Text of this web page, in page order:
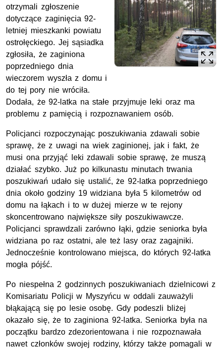
otrzymali zgłoszenie
dotyczące zaginięcia 92-
letniej mieszkanki powiatu
ostrołęckiego. Jej sąsiadka
zgłosiła, że zaginiona
poprzedniego dnia
wieczorem wyszła z domu i
do tej pory nie wróciła.
Dodała, że 92-latka na stałe przyjmuje leki oraz ma
problemu z pamięcią i rozpoznawaniem osób.
Policjanci rozpoczynając poszukiwania zdawali sobie
sprawę, że z uwagi na wiek zaginionej, jak i fakt, że
musi ona przyjąć leki zdawali sobie sprawę, że muszą
działać szybko. Już po kilkunastu minutach trwania
poszukiwań udało się ustalić, że 92-latka poprzedniego
dnia około godziny 19 widziana była 5 kilometrów od
domu na łąkach i to w dużej mierze w te rejony
skoncentrowano największe siły poszukiwawcze.
Policjanci sprawdzali zarówno łąki, gdzie seniorka była
widziana po raz ostatni, ale też lasy oraz zagajniki.
Jednocześnie kontrolowano miejsca, do których 92-latka
mogła pójść.
Po niespełna 2 godzinnych poszukiwaniach dzielnicowi z
Komisariatu Policji w Myszyńcu w oddali zauważyli
błąkającą się po lesie osobę. Gdy podeszli bliżej
okazało się, że to zaginiona 92-latka. Seniorka była na
początku bardzo zdezorientowana i nie rozpoznawała
nawet członków swojej rodziny, którzy także pomagali w